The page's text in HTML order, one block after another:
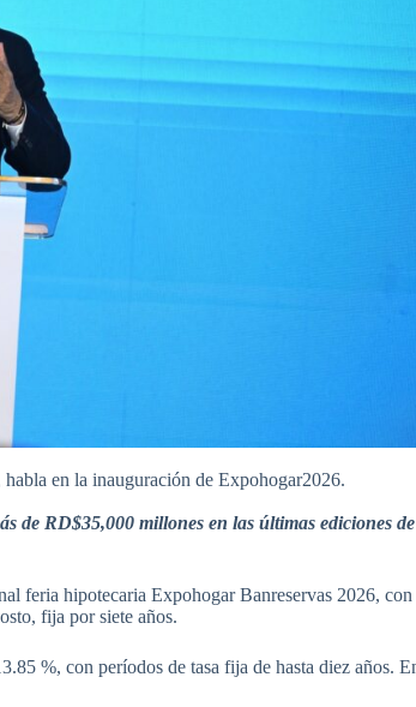
en la inauguración de Expohogar2026.
de RD$35,000 millones en las últimas ediciones de
feria hipotecaria Expohogar Banreservas 2026, con
fija por siete años.
%, con períodos de tasa fija de hasta diez años.